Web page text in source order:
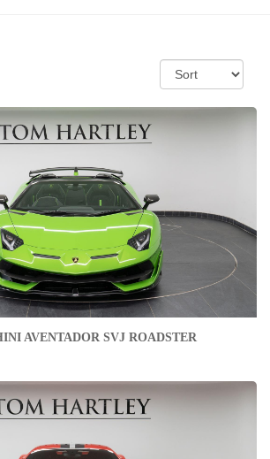
AVENTADOR SVJ ROADSTER